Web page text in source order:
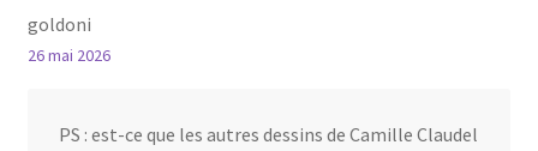
goldoni
26 mai 2026
PS : est-ce que les autres dessins de Camille Claudel